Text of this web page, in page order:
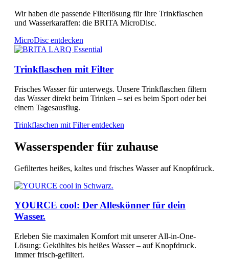
Wir haben die passende Filterlösung für Ihre Trinkflaschen
und Wasserkaraffen: die BRITA MicroDisc.
MicroDisc entdecken
Trinkflaschen mit Filter
Frisches Wasser für unterwegs. Unsere Trinkflaschen filtern
das Wasser direkt beim Trinken – sei es beim Sport oder bei
einem Tagesausflug.
Trinkflaschen mit Filter entdecken
Wasserspender für zuhause
Gefiltertes heißes, kaltes und frisches Wasser auf Knopfdruck.
YOURCE cool: Der Alleskönner für dein
Wasser.
Erleben Sie maximalen Komfort mit unserer All-in-One-
Lösung: Gekühltes bis heißes Wasser – auf Knopfdruck.
Immer frisch-gefiltert.